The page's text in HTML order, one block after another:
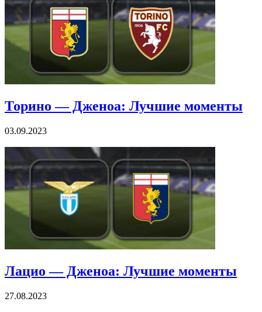
Торино — Дженоа: Лучшие моменты
03.09.2023
Лацио — Дженоа: Лучшие моменты
27.08.2023